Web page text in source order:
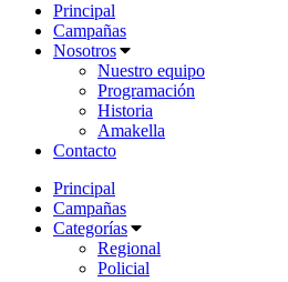
Principal
Campañas
Nosotros
Nuestro equipo
Programación
Historia
Amakella
Contacto
Principal
Campañas
Categorías
Regional
Policial